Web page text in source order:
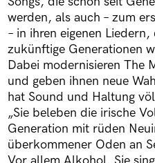
werden, als auch – zum
– in ihren eigenen
zukünftige Generationen
Dabei modernisieren The
und geben ihnen neue
hat Sound und Haltung
„Sie beleben die irische
Generation mit rüden
überkommener Oden an